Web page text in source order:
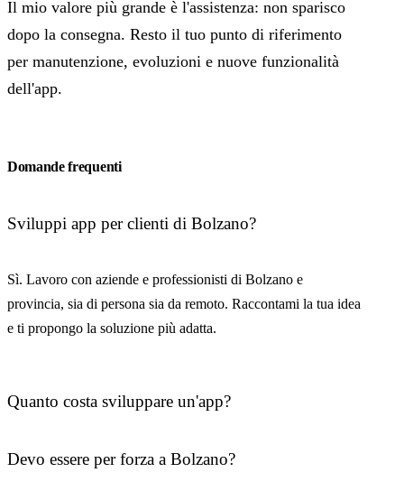
Il mio valore più grande è l'assistenza: non sparisco
dopo la consegna. Resto il tuo punto di riferimento
per manutenzione, evoluzioni e nuove funzionalità
dell'app.
Domande frequenti
Sviluppi app per clienti di Bolzano?
Sì. Lavoro con aziende e professionisti di Bolzano e
provincia, sia di persona sia da remoto. Raccontami la tua idea
e ti propongo la soluzione più adatta.
Quanto costa sviluppare un'app?
Devo essere per forza a Bolzano?